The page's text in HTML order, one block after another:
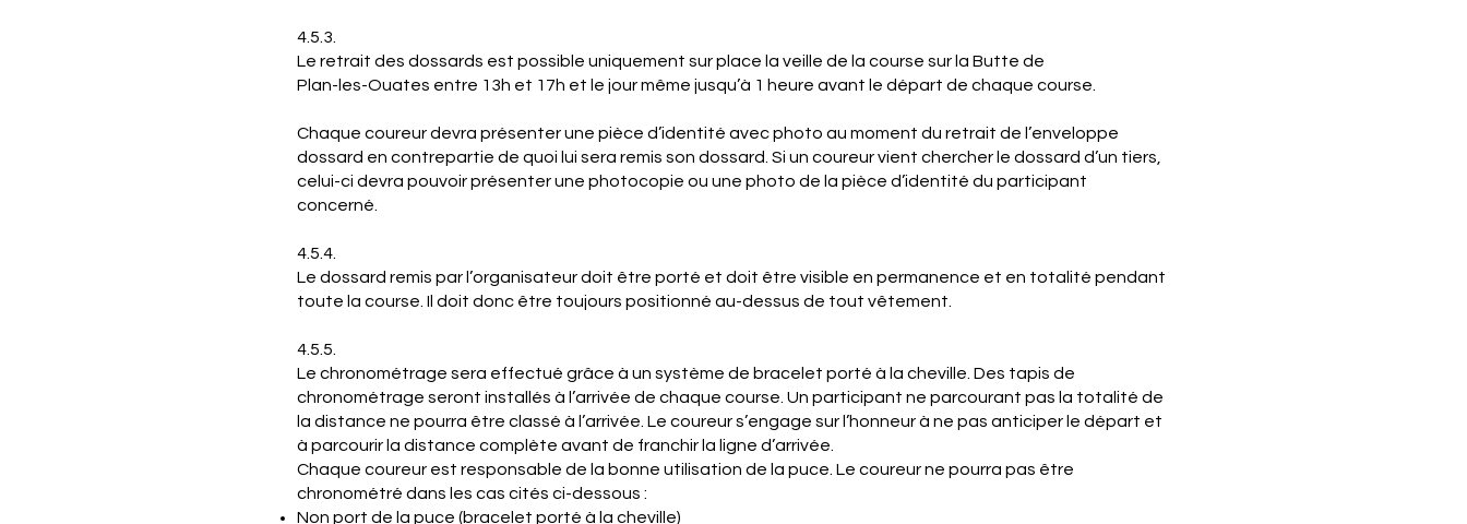
4.5.3.
Le retrait des dossards est possible uniquement sur place la veille de la course sur la Butte de
Plan-les-Ouates entre 13h et 17h et le jour même jusqu’à 1 heure avant le départ de chaque course.
Chaque coureur devra présenter une pièce d’identité avec photo au moment du retrait de l’enveloppe
dossard en contrepartie de quoi lui sera remis son dossard. Si un coureur vient chercher le dossard d’un tiers,
celui-ci devra pouvoir présenter une photocopie ou une photo de la pièce d’identité du participant
concerné.
4.5.4.
Le dossard remis par l’organisateur doit être porté et doit être visible en permanence et en totalité pendant
toute la course. Il doit donc être toujours positionné au-dessus de tout vêtement.
4.5.5.
Le chronométrage sera effectué grâce à un système de bracelet porté à la cheville. Des tapis de
chronométrage seront installés à l’arrivée de chaque course. Un participant ne parcourant pas la totalité de
la distance ne pourra être classé à l’arrivée. Le coureur s’engage sur l’honneur à ne pas anticiper le départ et
à parcourir la distance complète avant de franchir la ligne d’arrivée.
Chaque coureur est responsable de la bonne utilisation de la puce. Le coureur ne pourra pas être
chronométré dans les cas cités ci-dessous :
Non port de la puce (bracelet porté à la cheville)